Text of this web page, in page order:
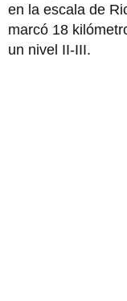
en la escala de
marcó 18
un nivel II-III.